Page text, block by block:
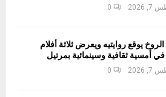
2026
0
يوقع روايتيه ويعرض ثلاثة أفلام
أمسية ثقافية وسينمائية بمرتيل
2026
0